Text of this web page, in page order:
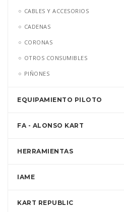
CABLES Y ACCESORIOS
CADENAS
CORONAS
OTROS CONSUMIBLES
PIÑONES
EQUIPAMIENTO PILOTO
FA - ALONSO KART
HERRAMIENTAS
IAME
KART REPUBLIC